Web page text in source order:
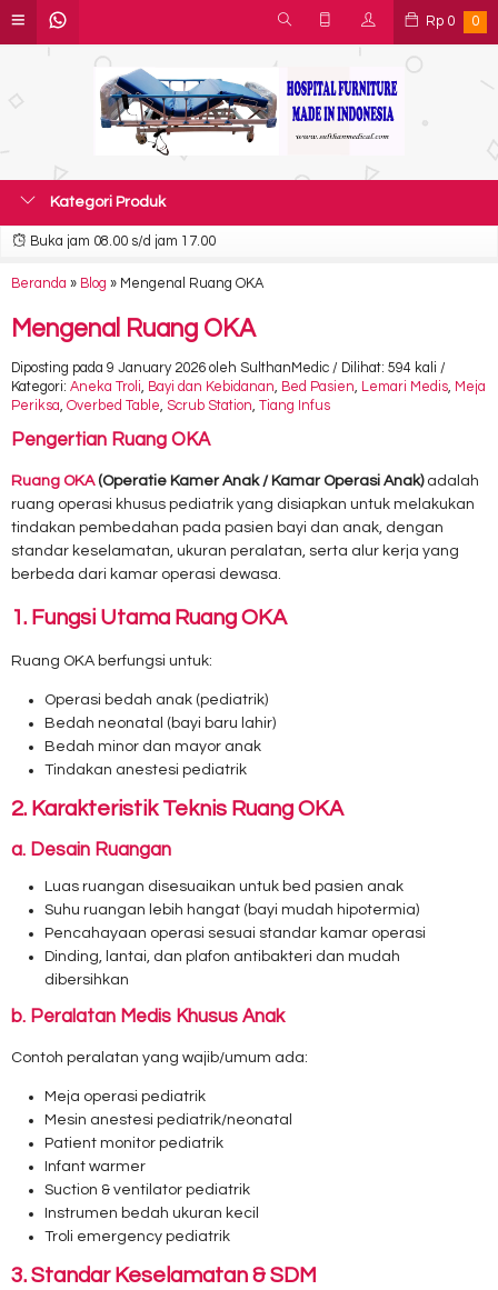
Rp 0 0
Kategori Produk
Buka jam 08.00 s/d jam 17.00
Beranda » Blog » Mengenal Ruang OKA
Mengenal Ruang OKA
Diposting pada 9 January 2026 oleh SulthanMedic / Dilihat: 594 kali /
Kategori: Aneka Troli, Bayi dan Kebidanan, Bed Pasien, Lemari Medis, Meja
Periksa, Overbed Table, Scrub Station, Tiang Infus
Pengertian Ruang OKA
Ruang OKA(Operatie Kamer Anak / Kamar Operasi Anak)adalah
ruang operasi khusus pediatrik yang disiapkan untuk melakukan
tindakan pembedahan pada pasien bayi dan anak, dengan
standar keselamatan, ukuran peralatan, serta alur kerja yang
berbeda dari kamar operasi dewasa.
1. Fungsi Utama Ruang OKA
Ruang OKA berfungsi untuk:
Operasi bedah anak (pediatrik)
Bedah neonatal (bayi baru lahir)
Bedah minor dan mayor anak
Tindakan anestesi pediatrik
2. Karakteristik Teknis Ruang OKA
a. Desain Ruangan
Luas ruangan disesuaikan untuk bed pasien anak
Suhu ruangan lebih hangat (bayi mudah hipotermia)
Pencahayaan operasi sesuai standar kamar operasi
Dinding, lantai, dan plafon antibakteri dan mudah
dibersihkan
b. Peralatan Medis Khusus Anak
Contoh peralatan yang wajib/umum ada:
Meja operasi pediatrik
Mesin anestesi pediatrik/neonatal
Patient monitor pediatrik
Infant warmer
Suction & ventilator pediatrik
Instrumen bedah ukuran kecil
Troli emergency pediatrik
3. Standar Keselamatan & SDM